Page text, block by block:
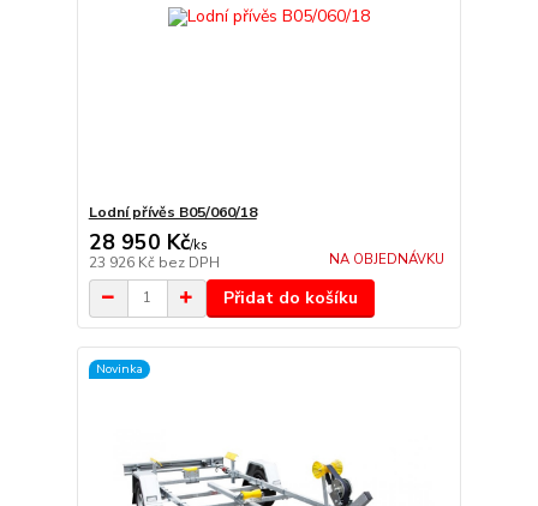
Lodní přívěs B05/060/18
28 950 Kč/ks
23 926 Kč bez DPH NA OBJEDNÁVKU
Přidat do košíku
Novinka